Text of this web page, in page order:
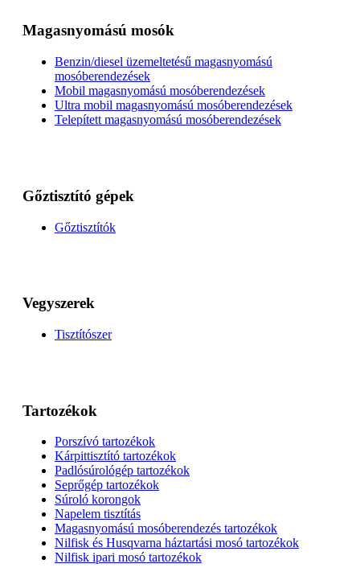
Magasnyomású mosók
Benzin/diesel üzemeltetésű magasnyomású
mosóberendezések
Mobil magasnyomású mosóberendezések
Ultra mobil magasnyomású mosóberendezések
Telepített magasnyomású mosóberendezések
Gőztisztító gépek
Gőztisztítók
Vegyszerek
Tisztítószer
Tartozékok
Porszívó tartozékok
Kárpittisztító tartozékok
Padlósúrológép tartozékok
Seprőgép tartozékok
Súroló korongok
Napelem tisztítás
Magasnyomású mosóberendezés tartozékok
Nilfisk és Husqvarna háztartási mosó tartozékok
Nilfisk ipari mosó tartozékok